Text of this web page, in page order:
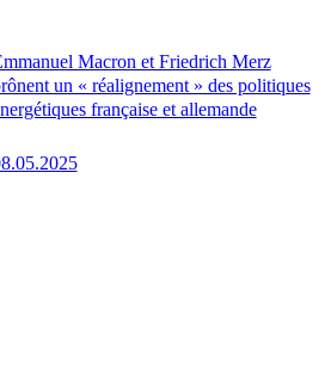
Macron et Friedrich Merz
un « réalignement » des politiques
française et allemande